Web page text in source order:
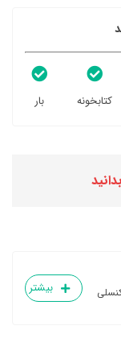
کتابخونه بار
بیشتر